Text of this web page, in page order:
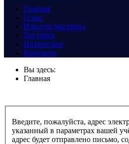
Главная
О нас
Новости магазина
Доставка
Интересное
Контакты
Вы здесь:
Главная
Введите, пожалуйста, адрес
указанный в параметрах вашей
адрес будет отправлено письмо,